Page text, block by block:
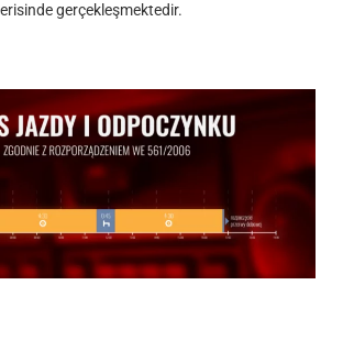
gerçekleşmektedir.